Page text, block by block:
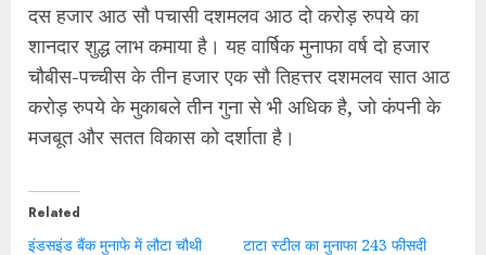
दस हजार आठ सौ पचासी दशमलव आठ दो करोड़ रुपये का
शानदार शुद्ध लाभ कमाया है। यह वार्षिक मुनाफा वर्ष दो हजार
चौबीस-पच्चीस के तीन हजार एक सौ तिहत्तर दशमलव सात आठ
करोड़ रुपये के मुकाबले तीन गुना से भी अधिक है, जो कंपनी के
मजबूत और सतत विकास को दर्शाता है।
Related
इंडसइंड बैंक मुनाफे में लौटा चौथी
टाटा स्टील का मुनाफा 243 फीसदी